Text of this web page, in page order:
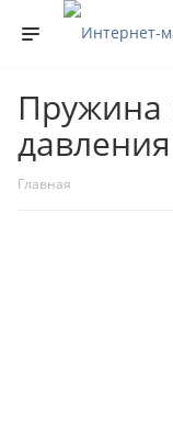
Пружина
давления
Главная